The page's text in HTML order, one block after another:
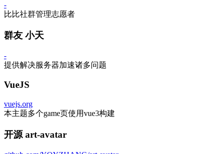
-
比比社群管理志愿者
群友 小天
-
提供解决服务器加速诸多问题
VueJS
vuejs.org
本主题多个game页使用vue3构建
开源 art-avatar